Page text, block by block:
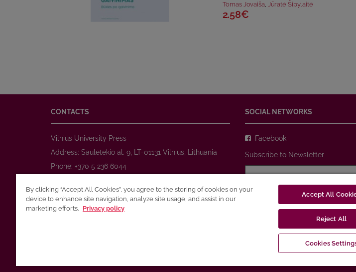
Tomas Jovaiša, Jūratė Šipylaitė
2.58€
CONTACTS
Vilnius University Press
Address: Saulėtekio al. 9, LT-01131 Vilnius, Lithuania
Phone: +370 5 236 6044
E-mail:prekyba@leidykla.vu.lt
www.journals.vu.lt
SOCIAL NETWORKS
Facebook
Subscribe to Newsletter
Privacy Policy
By clicking “Accept All Cookies”, you agree to the storing of cookies on your
device to enhance site navigation, analyze site usage, and assist in our
marketing efforts. Privacy policy
Accept All
Reject All
Cookies